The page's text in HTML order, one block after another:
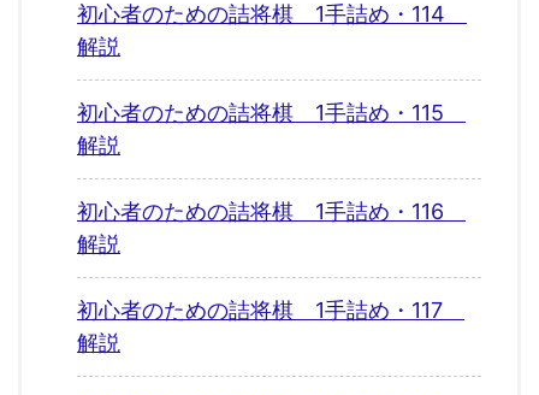
初心者のための詰将棋 1手詰め・114
解説
初心者のための詰将棋 1手詰め・115
解説
初心者のための詰将棋 1手詰め・116
解説
初心者のための詰将棋 1手詰め・117
解説